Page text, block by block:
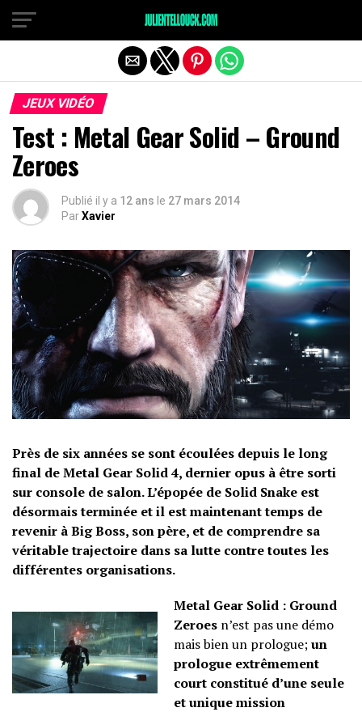
JEUX VIDÉO
Test : Metal Gear Solid – Ground
Zeroes
Publié il y a 12 ans le 27 mars 2014
ParXavier
Près de six années se sont écoulées depuis le long
final de Metal Gear Solid 4, dernier opus à être sorti
sur console de salon. L’épopée de Solid Snake est
désormais terminée et il est maintenant temps de
revenir à Big Boss, son père, et de comprendre sa
véritable trajectoire dans sa lutte contre toutes les
différentes organisations.
Metal Gear Solid : Ground
Zeroes n’est pas une démo
mais bien un prologue;un
prologue extrêmement
court constitué d’une seule
et unique mission